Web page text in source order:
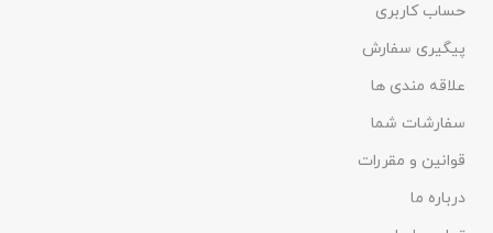
حساب کاربری
پیگیری سفارش
علاقه مندی ها
سفارشات شما
قوانین و مقررات
درباره ما